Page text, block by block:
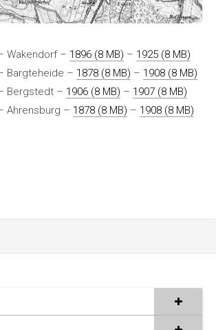
Wakendorf – 1896 (8 MB) – 1925 (8 MB)
Bargteheide – 1878 (8 MB) – 1908 (8 MB)
Bergstedt – 1906 (8 MB) – 1907 (8 MB)
Ahrensburg – 1878 (8 MB) – 1908 (8 MB)